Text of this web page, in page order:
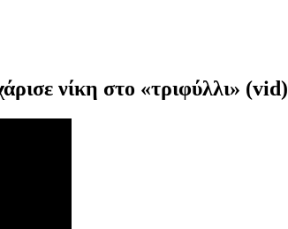
νίκη στο «τριφύλλι» (vid)